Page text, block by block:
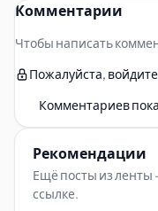
Комментарии
Чтобы написать
Пожалуйста,
Комментариев
Рекомендации
Ещё посты из ленты
ссылке.